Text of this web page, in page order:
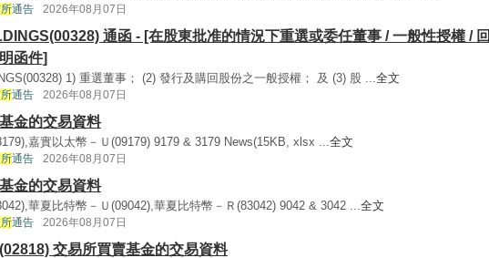
通告 2026年08月07日
通函 - [在股東批准的情況下重選或委任董事 / 一般性授權 / 回
函件]
1) 重選董事； (2) 發行及購回股份之一般授權； 及 (3) 股 ...全文
通告 2026年08月07日
金的交易資料
嘉實以太幣－Ｕ(09179) 9179 & 3179 News(15KB, xlsx ...全文
通告 2026年08月07日
金的交易資料
華夏比特幣－Ｕ(09042),華夏比特幣－Ｒ(83042) 9042 & 3042 ...全文
通告 2026年08月07日
交易所買賣基金的交易資料